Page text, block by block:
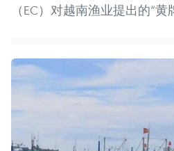
（EC）对越南渔业提出的“黄